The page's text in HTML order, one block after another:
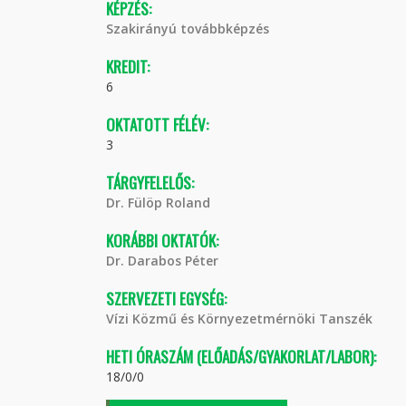
KÉPZÉS:
Szakirányú továbbképzés
KREDIT:
6
OKTATOTT FÉLÉV:
3
TÁRGYFELELŐS:
Dr. Fülöp Roland
KORÁBBI OKTATÓK:
Dr. Darabos Péter
SZERVEZETI EGYSÉG:
Vízi Közmű és Környezetmérnöki Tanszék
HETI ÓRASZÁM (ELŐADÁS/GYAKORLAT/LABOR):
18/0/0